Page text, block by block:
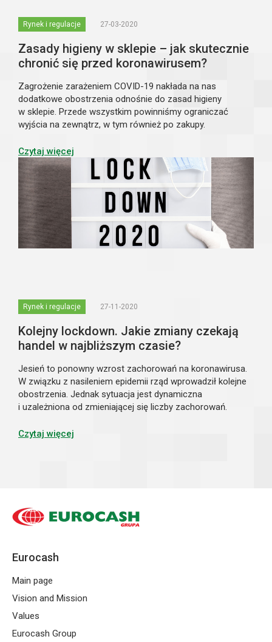
Rynek i regulacje 27-03-2020
Zasady higieny w sklepie – jak skutecznie
chronić się przed koronawirusem?
Zagrożenie zarażeniem COVID-19 nakłada na nas
dodatkowe obostrzenia odnośnie do zasad higieny
w sklepie. Przede wszystkim powinniśmy ograniczać
wyjścia na zewnątrz, w tym również po zakupy.
już przyjdzie nam udać się po zapatrzenie naszych
lodówe...
Czytaj więcej
Rynek i regulacje 27-11-2020
Kolejny lockdown. Jakie zmiany czekają
handel w najbliższym czasie?
Jesień to ponowny wzrost zachorowań na koronawirusa.
W związku z nasileniem epidemii rząd wprowadził kolejne
obostrzenia. Jednak sytuacja jest dynamiczna
i uzależniona od zmieniającej się liczby zachorowań.
nas wkrótce obowiązywać? Przedstawia...
Czytaj więcej
Eurocash
Main page
Vision and Mission
Values
Eurocash Group